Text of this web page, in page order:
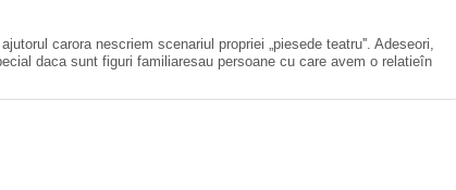
carora nescriem scenariul propriei „piesede teatru''. Adeseori,
daca sunt figuri familiaresau persoane cu care avem o relatieîn